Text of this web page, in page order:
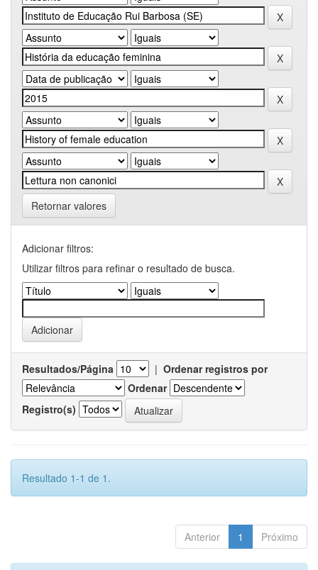
Retornar valores
Adicionar filtros:
Utilizar filtros para refinar o resultado de busca.
Resultados/Página | Ordenar registros por
Ordenar
Registro(s)
Resultado 1-1 de 1.
Anterior 1 Próximo